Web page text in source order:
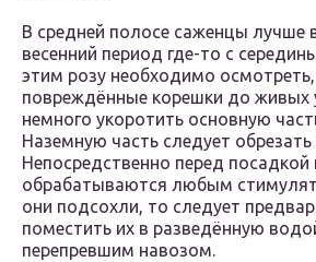
В средней полосе саженцы лучше
весенний период где-то с
этим розу необходимо
повреждённые корешки до живых
немного укоротить основную
Наземную часть следует
Непосредственно перед посадкой
обрабатываются любым
они подсохли, то следует
поместить их в разведённую
перепревшим навозом.